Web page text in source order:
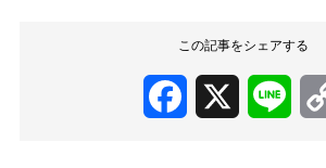
この記事をシェアする
Facebook Line